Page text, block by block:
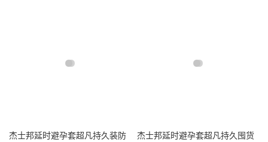
杰士邦延时避孕套超凡持久装防
杰士邦延时避孕套超凡持久囤货